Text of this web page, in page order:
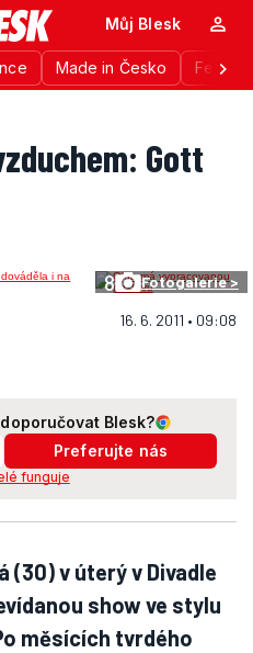
Made in Česko
Můj Blesk
Gott
8 Fotogalerie >
16. 6. 2011 • 09:08
Blesk?
Preferujte nás
funguje
(30) v úterý v Divadle
show ve stylu
měsících tvrdého